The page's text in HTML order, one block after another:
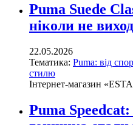
Puma Suede
ніколи не
22.05.2026
Тематика: Puma: від
стилю
Інтернет-магазин
Puma